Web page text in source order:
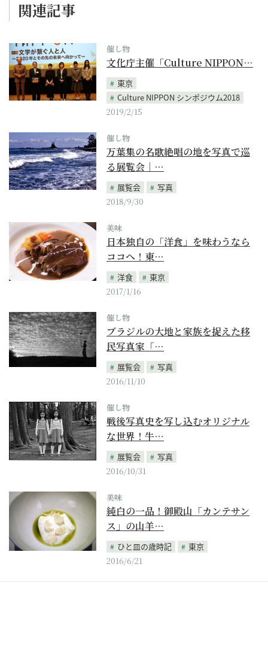
関連記事
催し物
文化庁主催「Culture NIPPON…
東京
Culture NIPPON シンポジウム2018
2019/2/15
催し物
万葉集の名歌絶唱の地を写真で巡
る展覧会｜…
展覧会
写真
2018/9/30
美味
日本独自の「洋食」を味わうなら
ココへ！東…
洋食
東京
2017/1/16
催し物
ブラジルの大地と家族を捉えた移
民写真家「…
展覧会
写真
2016/11/10
催し物
戦後写真史を写し込むオリジナル
な世界！牛…
展覧会
写真
2016/10/31
美味
純白の一品！御殿山「カンテサン
ス」の山羊…
ひと皿の歳時記
東京
2016/6/21